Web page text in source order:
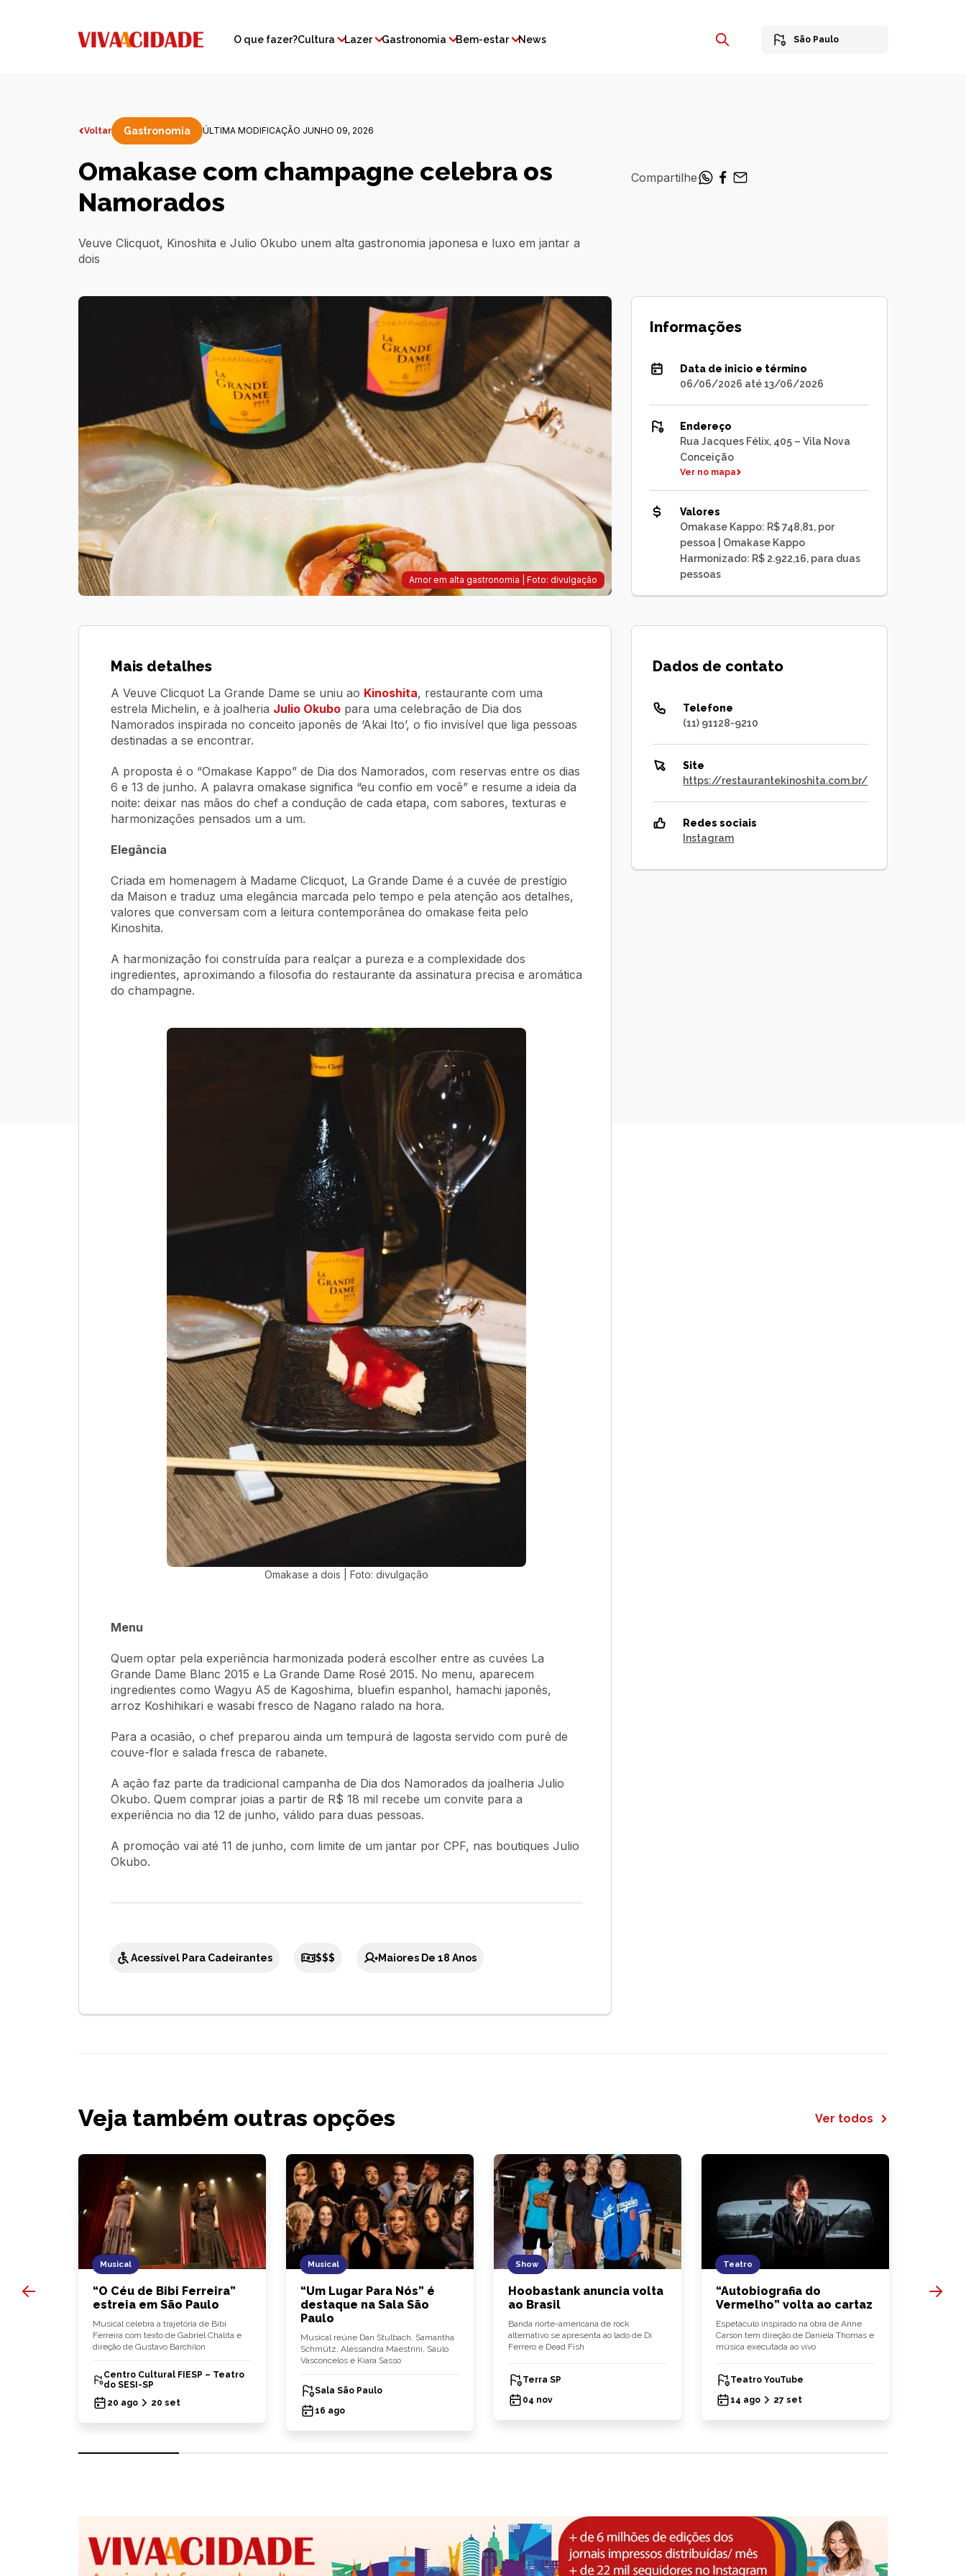
O que fazer?Cultura Lazer Gastronomia Bem-estar News São Paulo
Voltar Gastronomia ÚLTIMA MODIFICAÇÃO JUNHO 09, 2026
Omakase com champagne celebra os
Namorados
Veuve Clicquot, Kinoshita e Julio Okubo unem alta gastronomia japonesa e luxo em jantar a
dois
Compartilhe
Amor em alta gastronomia | Foto: divulgação
Informações
Data de inicio e término
06/06/2026 até 13/06/2026
Endereço
Rua Jacques Félix, 405 – Vila Nova
Conceição
Ver no mapa
Valores
Omakase Kappo: R$ 748,81, por
pessoa | Omakase Kappo
Harmonizado: R$ 2.922,16, para duas
pessoas
Mais detalhes
A Veuve Clicquot La Grande Dame se uniu ao Kinoshita, restaurante com uma
estrela Michelin, e à joalheria Julio Okubopara uma celebração de Dia dos
Namorados inspirada no conceito japonês de ‘Akai Ito’, o fio invisível que liga pessoas
destinadas a se encontrar.
A proposta é o “Omakase Kappo” de Dia dos Namorados, com reservas entre os dias
6 e 13 de junho. A palavra omakase significa “eu confio em você” e resume a ideia da
noite: deixar nas mãos do chef a condução de cada etapa, com sabores, texturas e
harmonizações pensados um a um.
Elegância
Criada em homenagem à Madame Clicquot, La Grande Dame é a cuvée de prestígio
da Maison e traduz uma elegância marcada pelo tempo e pela atenção aos detalhes,
valores que conversam com a leitura contemporânea do omakase feita pelo
Kinoshita.
A harmonização foi construída para realçar a pureza e a complexidade dos
ingredientes, aproximando a filosofia do restaurante da assinatura precisa e aromática
do champagne.
Omakase a dois | Foto: divulgação
Menu
Quem optar pela experiência harmonizada poderá escolher entre as cuvées La
Grande Dame Blanc 2015 e La Grande Dame Rosé 2015. No menu, aparecem
ingredientes como Wagyu A5 de Kagoshima, bluefin espanhol, hamachi japonês,
arroz Koshihikari e wasabi fresco de Nagano ralado na hora.
Para a ocasião, o chef preparou ainda um tempurá de lagosta servido com purê de
couve-flor e salada fresca de rabanete.
A ação faz parte da tradicional campanha de Dia dos Namorados da joalheria Julio
Okubo. Quem comprar joias a partir de R$ 18 mil recebe um convite para a
experiência no dia 12 de junho, válido para duas pessoas.
A promoção vai até 11 de junho, com limite de um jantar por CPF, nas boutiques Julio
Okubo.
Acessível Para Cadeirantes $$$ Maiores De 18 Anos
Dados de contato
Telefone
(11) 91128-9210
Site
https://restaurantekinoshita.com.br/
Redes sociais
Instagram
Veja também outras opções Ver todos
Musical
“O Céu de Bibi Ferreira”
estreia em São Paulo
Musical celebra a trajetória de Bibi
Ferreira com texto de Gabriel Chalita e
direção de Gustavo Barchilon
Centro Cultural FIESP – Teatro
do SESI-SP
20 ago
20 set
Musical
“Um Lugar Para Nós” é
destaque na Sala São
Paulo
Musical reúne Dan Stulbach, Samantha
Schmütz, Alessandra Maestrini, Saulo
Vasconcelos e Kiara Sasso
Sala São Paulo
16 ago
Show
Hoobastank anuncia volta
ao Brasil
Banda norte-americana de rock
alternativo se apresenta ao lado de Di
Ferrero e Dead Fish
Terra SP
04 nov
Teatro
“Autobiografia do
Vermelho” volta ao cartaz
Espetáculo inspirado na obra de Anne
Carson tem direção de Daniela Thomas e
música executada ao vivo
Teatro YouTube
14 ago
27 set